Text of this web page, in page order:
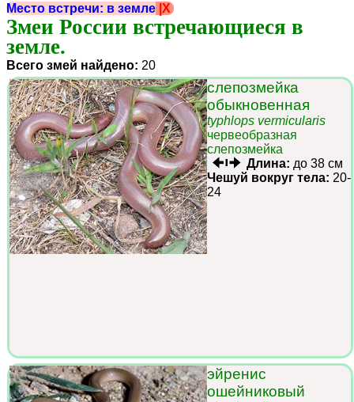
Место встречи: в земле |X
Змеи России встречающиеся в
земле.
Всего змей найдено: 20
слепозмейка
обыкновенная
typhlops vermicularis
червеобразная
слепозмейка
Длина: до 38 см
Чешуй вокруг тела: 20-
24
эйренис
ошейниковый